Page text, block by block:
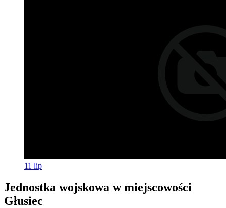
11 lip
Jednostka wojskowa w miejscowości
Głusiec